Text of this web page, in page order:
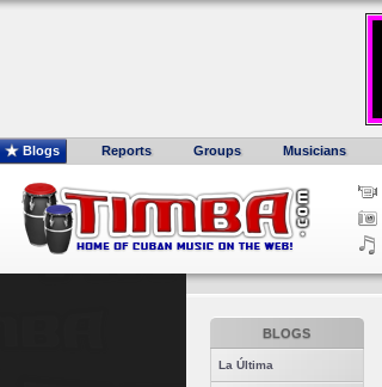
Blogs Reports Groups Musicians
BLOGS
La Última